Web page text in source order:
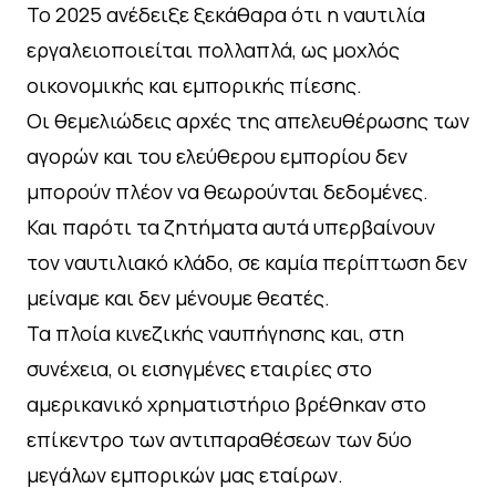
Το 2025 ανέδειξε ξεκάθαρα ότι η ναυτιλία
εργαλειοποιείται πολλαπλά, ως μοχλός
οικονομικής και εμπορικής πίεσης.
Οι θεμελιώδεις αρχές της απελευθέρωσης των
αγορών και του ελεύθερου εμπορίου δεν
μπορούν πλέον να θεωρούνται δεδομένες.
Και παρότι τα ζητήματα αυτά υπερβαίνουν
τον ναυτιλιακό κλάδο, σε καμία περίπτωση δεν
μείναμε και δεν μένουμε θεατές.
Τα πλοία κινεζικής ναυπήγησης και, στη
συνέχεια, οι εισηγμένες εταιρίες στο
αμερικανικό χρηματιστήριο βρέθηκαν στο
επίκεντρο των αντιπαραθέσεων των δύο
μεγάλων εμπορικών μας εταίρων.